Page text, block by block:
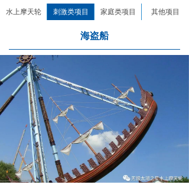
海盗船
水上摩天轮 刺激类项目 家庭类项目 其他项目